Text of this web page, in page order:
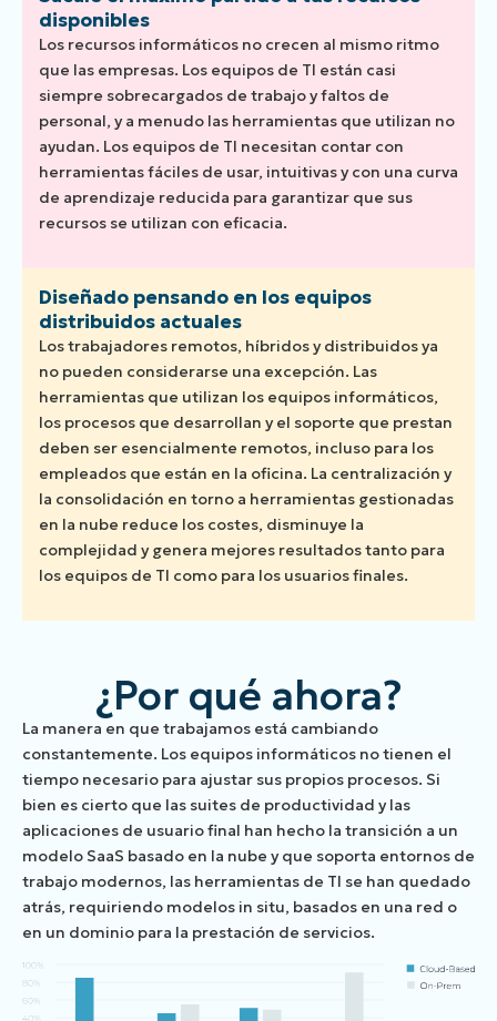
disponibles
Los recursos informáticos no crecen al mismo ritmo
que las empresas. Los equipos de TI están casi
siempre sobrecargados de trabajo y faltos de
personal, y a menudo las herramientas que utilizan no
ayudan. Los equipos de TI necesitan contar con
herramientas fáciles de usar, intuitivas y con una curva
de aprendizaje reducida para garantizar que sus
recursos se utilizan con eficacia.
Diseñado pensando en los equipos
distribuidos actuales
Los trabajadores remotos, híbridos y distribuidos ya
no pueden considerarse una excepción. Las
herramientas que utilizan los equipos informáticos,
los procesos que desarrollan y el soporte que prestan
deben ser esencialmente remotos, incluso para los
empleados que están en la oficina. La centralización y
la consolidación en torno a herramientas gestionadas
en la nube reduce los costes, disminuye la
complejidad y genera mejores resultados tanto para
los equipos de TI como para los usuarios finales.
¿Por qué ahora?
La manera en que trabajamos está cambiando
constantemente. Los equipos informáticos no tienen el
tiempo necesario para ajustar sus propios procesos. Si
bien es cierto que las suites de productividad y las
aplicaciones de usuario final han hecho la transición a un
modelo SaaS basado en la nube y que soporta entornos de
trabajo modernos, las herramientas de TI se han quedado
atrás, requiriendo modelos in situ, basados en una red o
en un dominio para la prestación de servicios.